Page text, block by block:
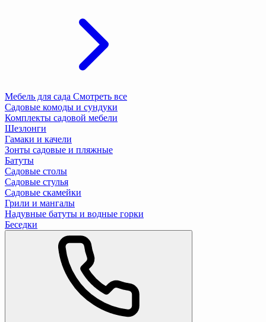
Мебель для сада Смотреть все
Садовые комоды и сундуки
Комплекты садовой мебели
Шезлонги
Гамаки и качели
Зонты садовые и пляжные
Батуты
Садовые столы
Садовые стулья
Садовые скамейки
Грили и мангалы
Надувные батуты и водные горки
Беседки